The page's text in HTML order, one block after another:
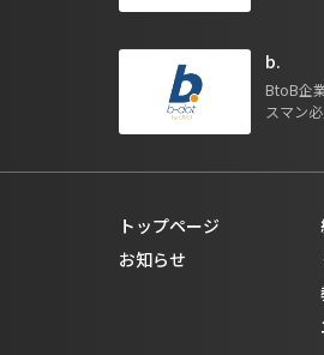
b.
BtoB企
スマン
トップページ
お知らせ